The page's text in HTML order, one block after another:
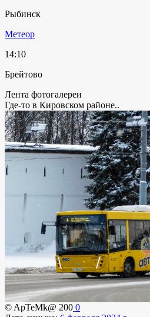
Рыбинск
Метеор
14:10
Брейтово
Лента фотогалереи
Где-то в Кировском районе..
© ApTeMk@ 200 0